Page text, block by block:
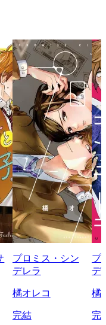
プロミス・シン
デレラ
橘オレコ
完結
プ
デ
橘
完